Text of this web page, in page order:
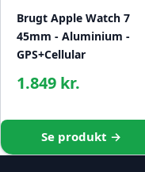
Brugt Apple Watch 7
45mm - Aluminium -
GPS+Cellular
1.849 kr.
Se produkt →